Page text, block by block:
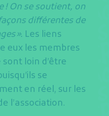
! On se soutient, on
différentes de
». Les liens
eux les membres
loin d’être
se
en réel, sur les
l’association.